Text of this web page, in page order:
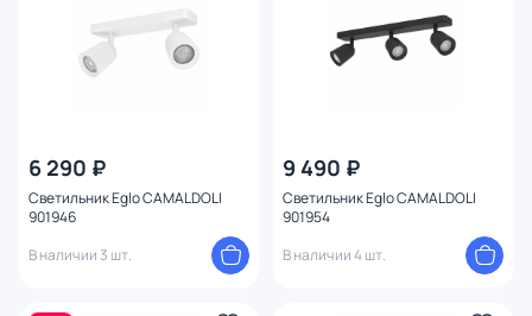
6 290 ₽
Светильник Eglo CAMALDOLI
901946
В наличии 3 шт.
9 490 ₽
Светильник Eglo CAMALDOLI
901954
В наличии 4 шт.